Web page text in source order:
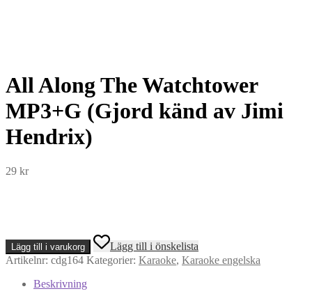
All Along The Watchtower
MP3+G (Gjord känd av Jimi
Hendrix)
29 kr
All
Along
The
MP3+G
Lägg till i varukorg
Lägg till i önskelista
Artikelnr: cdg164 Kategorier: Karaoke, Karaoke engelska
Beskrivning